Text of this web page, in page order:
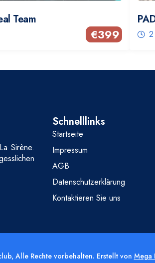
Team
€399
Sirène.
Schnelllinks
Startseite
Impressum
AGB
Datenschutzerklärung
Kontaktieren Sie uns
Alle Rechte vorbehalten. Erstellt von Mega